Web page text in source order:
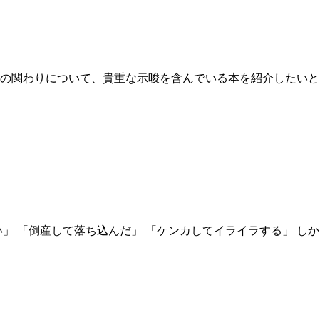
関わりについて、貴重な示唆を含んでいる本を紹介したいと
「倒産して落ち込んだ」 「ケンカしてイライラする」 しか